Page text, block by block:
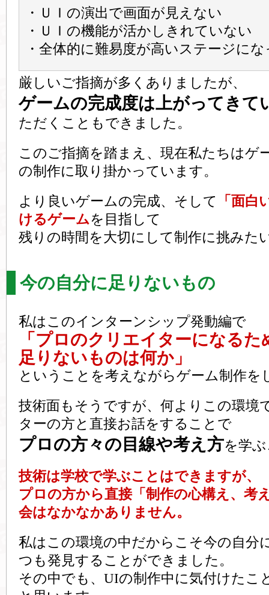
・ＵＩの演出で画面が見えない
・ＵＩの機能が活かしきれていない
・全体的に難易度が高いステージに
厳しいご指摘が多くありましたが、
ゲームの完成度は上がってきて
ただくこともできました。
このご指摘を踏まえ、現在私たちはゲ
の制作に取り掛かっています。
より良いゲームの完成、そして
「面白
けるゲームを目指して
残りの時間を大切にして制作に挑みた
今の自分に足りないもの
私はこのインターンシップ発動編で
「プロのクリエイターになる
足りないものは何か」
ということを考えながらゲーム制作を
技術面もそうですが、何よりこの環境
ターの方と直接お話をすることで
プロの方々の目線や考え方を学
技術は学校で学ぶことはできますが、
プロの方から直接「制作の心構え、考
会はなかなかありません。
私はこの環境の中だからこそ今の自分
つも発見することができました。
その中でも、UIの制作中に気付けたこ